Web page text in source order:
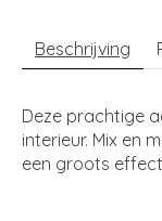
Beschrijving
Deze prachtige
interieur. Mix en
een groots